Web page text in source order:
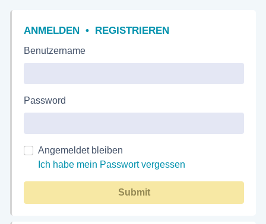
ANMELDEN • REGISTRIEREN
Benutzername
Password
Angemeldet bleiben
Ich habe mein Passwort vergessen
Submit